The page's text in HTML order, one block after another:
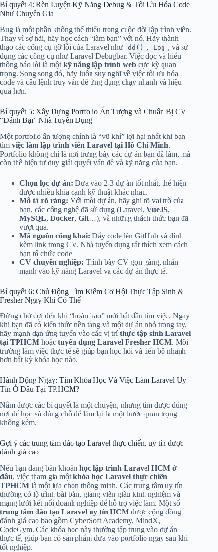
Bí quyết 4: Rèn Luyện Kỹ Năng Debug & Tối Ưu Hóa Code
Như Chuyên Gia
Bug là một phần không thể thiếu trong cuộc đời lập trình viên.
Thay vì sợ hãi, hãy học cách “làm bạn” với nó. Hãy thành
thạo các công cụ gỡ lỗi của Laravel như
dd() , Log , và sử
dụng các công cụ như Laravel Debugbar. Việc đọc và hiểu
thông báo lỗi là một kỹ năng lập trình web cực kỳ quan
trọng. Song song đó, hãy luôn suy nghĩ về việc tối ưu hóa
code và câu lệnh truy vấn để ứng dụng chạy nhanh và hiệu
quả hơn.
Bí quyết 5: Xây Dựng Portfolio Ấn Tượng và Chuẩn Bị CV
“Đánh Bại” Nhà Tuyển Dụng
Một portfolio ấn tượng chính là “vũ khí” lợi hại nhất khi bạn
tìm việc làm lập trình viên Laravel tại Hồ Chí Minh.
Portfolio không chỉ là nơi trưng bày các dự án bạn đã làm, mà
còn thể hiện tư duy giải quyết vấn đề và kỹ năng của bạn.
Chọn lọc dự án: Đưa vào 2-3 dự án tốt nhất, thể hiện
được nhiều khía cạnh kỹ thuật khác nhau.
Mô tả rõ ràng: Với mỗi dự án, hãy ghi rõ vai trò của
bạn, các công nghệ đã sử dụng (Laravel, VueJS,
MySQL, Docker, Git…), và những thách thức bạn đã
vượt qua.
Mã nguồn công khai: Đẩy code lên GitHub và đính
kèm link trong CV. Nhà tuyển dụng rất thích xem cách
bạn tổ chức code.
CV chuyên nghiệp: Trình bày CV gọn gàng, nhấn
mạnh vào kỹ năng Laravel và các dự án thực tế.
Bí quyết 6: Chủ Động Tìm Kiếm Cơ Hội Thực Tập Sinh &
Fresher Ngay Khi Có Thể
Đừng chờ đợi đến khi “hoàn hảo” mới bắt đầu tìm việc. Ngay
khi bạn đã có kiến thức nền tảng và một dự án nhỏ trong tay,
hãy mạnh dạn ứng tuyển vào các vị tríthực tập sinh Laravel
tại TPHCM hoặc tuyển dụng Laravel Fresher HCM. Môi
trường làm việc thực tế sẽ giúp bạn học hỏi và tiến bộ nhanh
hơn bất kỳ khóa học nào.
Hành Động Ngay: Tìm Khóa Học Và Việc Làm Laravel Uy
Tín Ở Đâu Tại TP.HCM?
Nắm được các bí quyết là một chuyện, nhưng tìm được đúng
nơi để học và đúng chỗ để làm lại là một bước quan trọng
không kém.
Gợi ý các trung tâm đào tạo Laravel thực chiến, uy tín được
đánh giá cao
Nếu bạn đang băn khoăn học lập trình Laravel HCM ở
đâu, việc tham gia một khóa học Laravel thực chiến
TPHCM là một lựa chọn thông minh. Các trung tâm uy tín
thường có lộ trình bài bản, giảng viên giàu kinh nghiệm và
mạng lưới kết nối doanh nghiệp để hỗ trợ việc làm. Một số
trung tâm đào tạo Laravel uy tín HCM được cộng đồng
đánh giá cao bao gồm CyberSoft Academy, MindX,
CodeGym. Các khóa học này thường tập trung vào dự án
thực tế, giúp bạn có sản phẩm đưa vào portfolio ngay sau khi
tốt nghiệp.